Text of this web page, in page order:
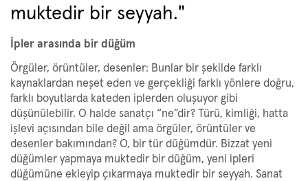
muktedir bir seyyah."
İpler arasında bir düğüm
Örgüler, örüntüler, desenler: Bunlar bir şekilde farklı
kaynaklardan neşet eden ve gerçekliği farklı yönlere doğru,
farklı boyutlarda kateden iplerden oluşuyor gibi
düşünülebilir. O halde sanatçı “ne”dir? Türü, kimliği, hatta
işlevi açısından bile değil ama örgüler, örüntüler ve
desenler bakımından? O, bir tür düğümdür. Bizzat yeni
düğümler yapmaya muktedir bir düğüm, yeni ipleri
düğümüne ekleyip çıkarmaya muktedir bir seyyah. Sanat